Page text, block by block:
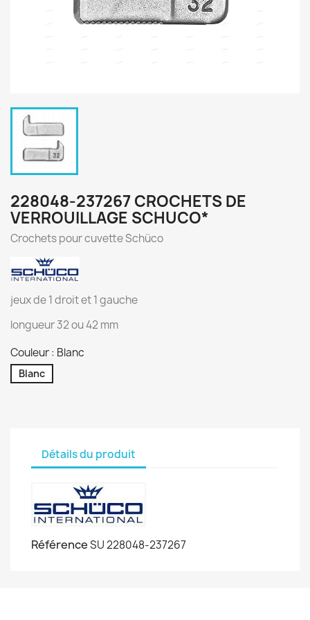
228048-237267 CROCHETS DE
VERROUILLAGE SCHUCO*
Crochets pour cuvette Schüco
jeux de 1 droit et 1 gauche
longueur 32 ou 42 mm
Couleur : Blanc
Blanc
Détails du produit
RéférenceSU 228048-237267